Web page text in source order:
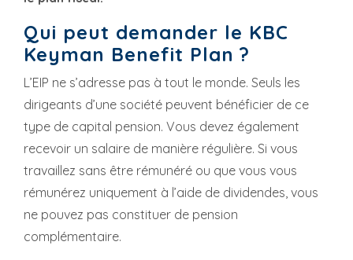
Qui peut demander le KBC
Keyman Benefit Plan ?
L’EIP ne s’adresse pas à tout le monde. Seuls les
dirigeants d’une société peuvent bénéficier de ce
type de capital pension. Vous devez également
recevoir un salaire de manière régulière. Si vous
travaillez sans être rémunéré ou que vous vous
rémunérez uniquement à l’aide de dividendes, vous
ne pouvez pas constituer de pension
complémentaire.